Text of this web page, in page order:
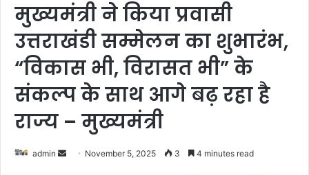
मुख्यमंत्री ने किया प्रवासी
उत्तराखंडी सम्मेलन का शुभारंभ,
“विकास भी, विरासत भी” के
संकल्प के साथ आगे बढ़ रहा है
राज्य – मुख्यमंत्री
admin November 5, 2025 3 4 minutes read